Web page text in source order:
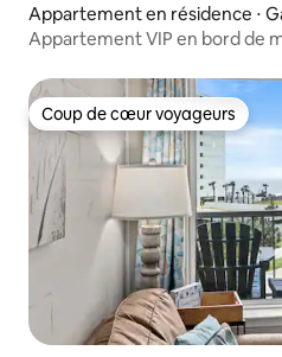
Appartement en résidence ⋅
Appartement VIP en bord de
Coup de cœur voyageurs
Coup de cœur voyageurs